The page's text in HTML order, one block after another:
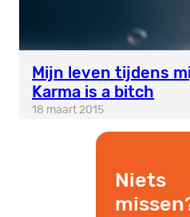
Mijn leven tijdens
Karma is a bitch
18 maart 2015
Niets